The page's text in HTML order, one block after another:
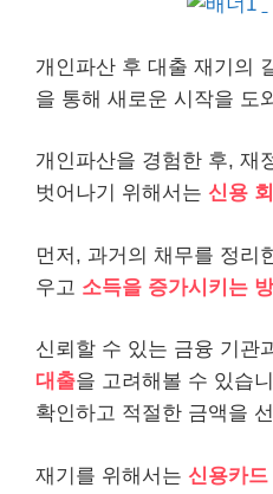
개인파산 후 대출 재기의
을 통해 새로운 시작을 도
개인파산을 경험한 후, 재
벗어나기 위해서는 신용
먼저, 과거의 채무를 정리
우고 소득을 증가시키는
신뢰할 수 있는 금융 기관
대출을 고려해볼 수 있습
확인하고 적절한 금액을
재기를 위해서는 신용카